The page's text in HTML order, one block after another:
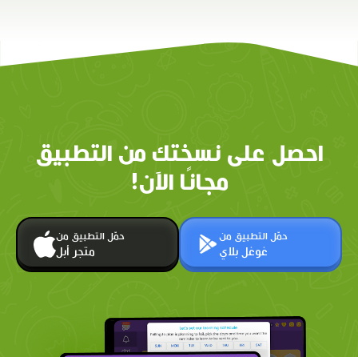
احصل على نسختك من التطبيق
مجانًا الآن!
حمّل التطبيق من
متجر أبل
حمّل التطبيق من
غوغل بلاي